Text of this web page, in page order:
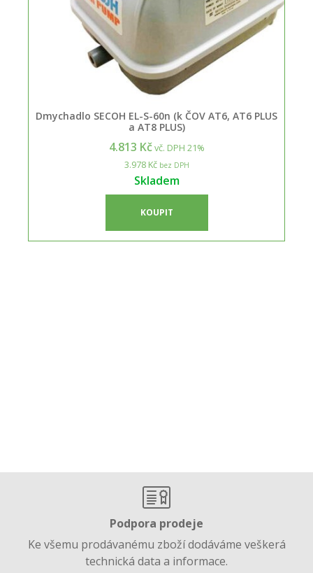
Dmychadlo SECOH EL-S-60n (k ČOV AT6, AT6 PLUS
a AT8 PLUS)
4.813 Kčvč. DPH 21%
3.978 Kčbez DPH
Skladem
KOUPIT
Podpora prodeje
Ke všemu prodávanému zboží dodáváme veškerá
technická data a informace.